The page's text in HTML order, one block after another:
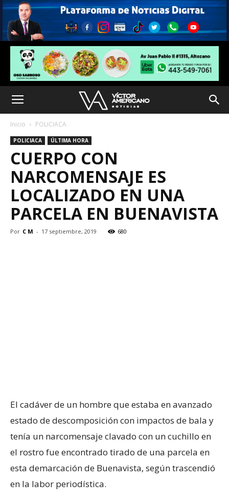
Inicio POLICIACA
POLICIACA ÚLTIMA HORA
CUERPO CON
NARCOMENSAJE ES
LOCALIZADO EN UNA
PARCELA EN BUENAVISTA
Por C M - 17 septiembre, 2019 680
El cadáver de un hombre que estaba en avanzado
estado de descomposición con impactos de bala y
tenía un narcomensaje clavado con un cuchillo en
el rostro fue encontrado tirado de una parcela en
esta demarcación de Buenavista, según trascendió
en la labor periodística.